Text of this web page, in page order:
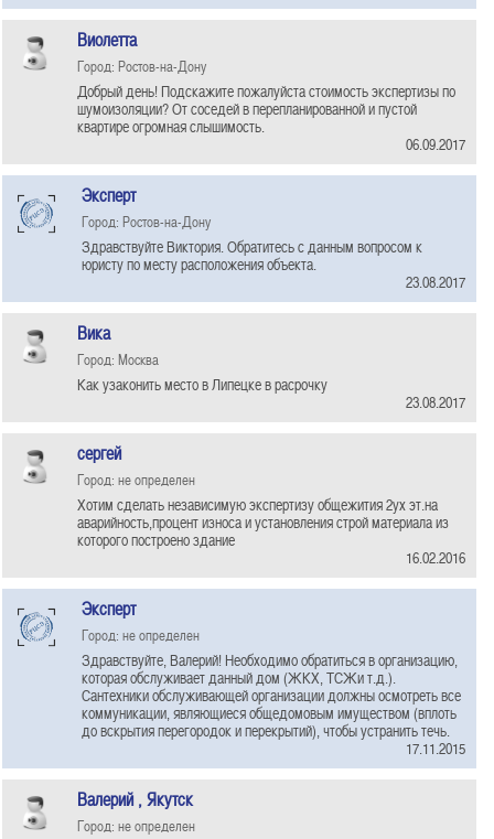
Виолетта
Город: Ростов-на-Дону
Добрый день! Подскажите пожалуйста стоимость экспертизы по
шумоизоляции? От соседей в перепланированной и пустой
квартире огромная слышимость.
06.09.2017
Эксперт
Город: Ростов-на-Дону
Здравствуйте Виктория. Обратитесь с данным вопросом к
юристу по месту расположения объекта.
23.08.2017
Вика
Город: Москва
Как узаконить место в Липецке в расрочку
23.08.2017
сергей
Город: не определен
Хотим сделать независимую экспертизу общежития 2ух эт.на
аварийность,процент износа и установления строй материала из
которого построено здание
16.02.2016
Эксперт
Город: не определен
Здравствуйте, Валерий! Необходимо обратиться в организацию,
которая обслуживает данный дом (ЖКХ, ТСЖи т.д.).
Сантехники обслуживающей организации должны осмотреть все
коммуникации, являющиеся общедомовым имуществом (вплоть
до вскрытия перегородок и перекрытий), чтобы устранить течь.
17.11.2015
Валерий , Якутск
Город: не определен